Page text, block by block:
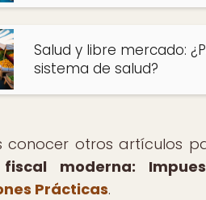
Salud y libre mercado:
sistema de salud?
conocer otros artículos
moderna:
Prácticas.